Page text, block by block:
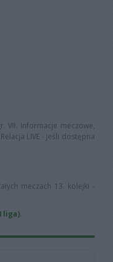
VII. Informacje meczowe,
LIVE - jeśli dostępna
meczach 13. kolejki -
liga).